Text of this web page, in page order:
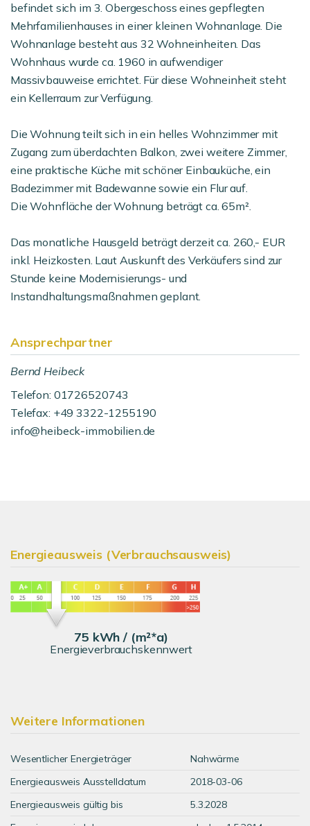
befindet sich im 3. Obergeschoss eines gepflegten
Mehrfamilienhauses in einer kleinen Wohnanlage. Die
Wohnanlage besteht aus 32 Wohneinheiten. Das
Wohnhaus wurde ca. 1960 in aufwendiger
Massivbauweise errichtet. Für diese Wohneinheit steht
ein Kellerraum zur Verfügung.
Die Wohnung teilt sich in ein helles Wohnzimmer mit
Zugang zum überdachten Balkon, zwei weitere Zimmer,
eine praktische Küche mit schöner Einbauküche, ein
Badezimmer mit Badewanne sowie ein Flur auf.
Die Wohnfläche der Wohnung beträgt ca. 65m².
Das monatliche Hausgeld beträgt derzeit ca. 260,- EUR
inkl. Heizkosten. Laut Auskunft des Verkäufers sind zur
Stunde keine Modernisierungs- und
Instandhaltungsmaßnahmen geplant.
Ansprechpartner
Bernd Heibeck
Telefon: 01726520743
Telefax: +49 3322-1255190
info@heibeck-immobilien.de
Energieausweis (Verbrauchsausweis)
75 kWh / (m²*a)
Energieverbrauchskennwert
Weitere Informationen
Wesentlicher Energieträger
Nahwärme
Energieausweis Ausstelldatum
2018-03-06
Energieausweis gültig bis
5.3.2028